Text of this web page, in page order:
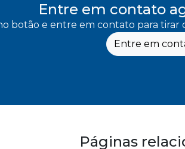
Entre em contato
botão e entre em contato para tirar
Entre em
Páginas